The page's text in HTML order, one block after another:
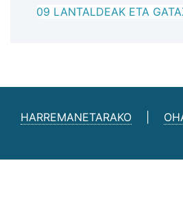
09 LANTALDEAK ETA
HARREMANETARAKO